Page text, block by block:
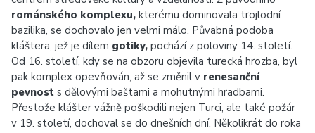
románského komplexu, kterému dominovala trojlodní
bazilika, se dochovalo jen velmi málo. Půvabná podoba
kláštera, jež je dílem gotiky, pochází z poloviny 14. století.
Od 16. století, kdy se na obzoru objevila turecká hrozba, byl
pak komplex opevňován, až se změnil v renesanční
pevnost s dělovými baštami a mohutnými hradbami.
Přestože klášter vážně poškodili nejen Turci, ale také požár
v 19. století, dochoval se do dnešních dní. Několikrát do roka